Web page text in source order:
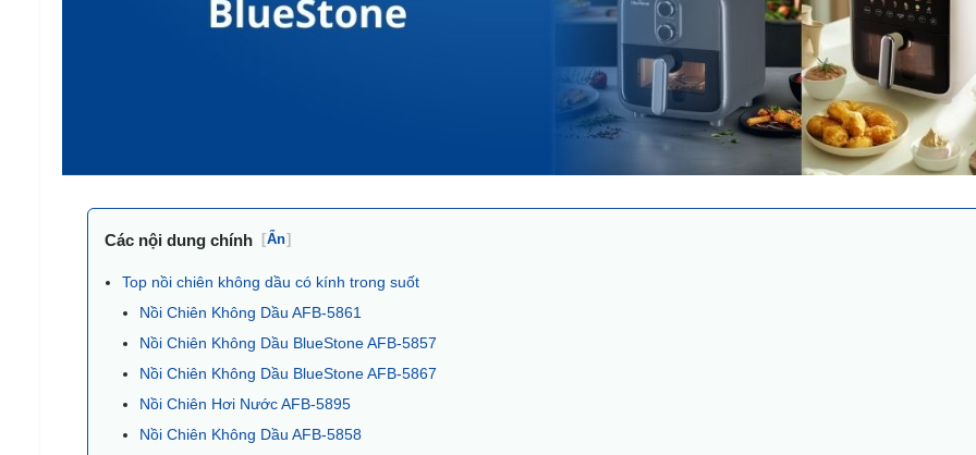
Các nội dung chính [Ẩn]
Top nồi chiên không dầu có kính trong suốt
Nồi Chiên Không Dầu AFB-5861
Nồi Chiên Không Dầu BlueStone AFB-5857
Nồi Chiên Không Dầu BlueStone AFB-5867
Nồi Chiên Hơi Nước AFB-5895
Nồi Chiên Không Dầu AFB-5858